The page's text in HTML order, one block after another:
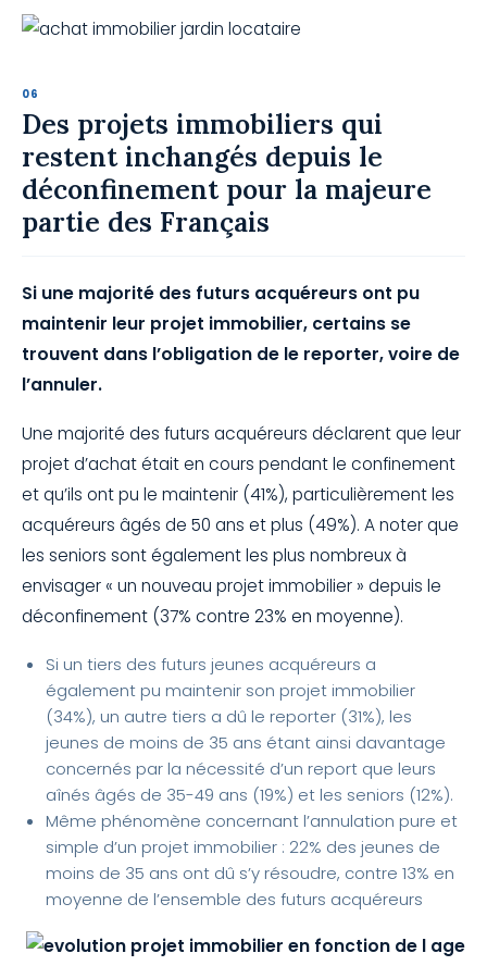
Des projets immobiliers qui
restent inchangés depuis le
déconfinement pour la majeure
partie des Français
Si une majorité des futurs acquéreurs ont pu
maintenir leur projet immobilier, certains se
trouvent dans l’obligation de le reporter, voire de
l’annuler.
Une majorité des futurs acquéreurs déclarent que leur
projet d’achat était en cours pendant le confinement
et qu’ils ont pu le maintenir (41%), particulièrement les
acquéreurs âgés de 50 ans et plus (49%). A noter que
les seniors sont également les plus nombreux à
envisager « un nouveau projet immobilier » depuis le
déconfinement (37% contre 23% en moyenne).
Si un tiers des futurs jeunes acquéreurs a
également pu maintenir son projet immobilier
(34%), un autre tiers a dû le reporter (31%), les
jeunes de moins de 35 ans étant ainsi davantage
concernés par la nécessité d’un report que leurs
aînés âgés de 35-49 ans (19%) et les seniors (12%).
Même phénomène concernant l’annulation pure et
simple d’un projet immobilier : 22% des jeunes de
moins de 35 ans ont dû s’y résoudre, contre 13% en
moyenne de l’ensemble des futurs acquéreurs